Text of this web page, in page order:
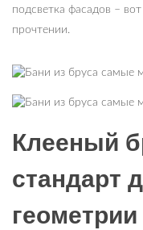
подсветка фасадов –
прочтении.
Клееный
стандарт
геометрии